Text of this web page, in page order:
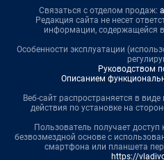
Связаться с отделом продаж:
Редакция сайта не несет
информации, содержащейся
Особенности эксплуатации
Руководством
Описанием
Веб-сайт распространяется в
действия по установке на
Пользователь получает доступ
безвозмездной основе с
смартфона или планшета
https://